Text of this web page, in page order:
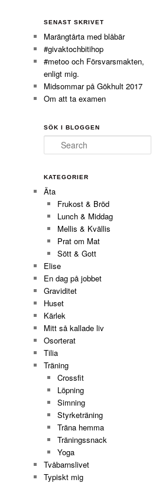
SENAST SKRIVET
Marängtårta med blåbär
#givaktochbitihop
#metoo och Försvarsmakten,
enligt mig.
Midsommar på Gökhult 2017
Om att ta examen
SÖK I BLOGGEN
Search
KATEGORIER
Äta
Frukost & Bröd
Lunch & Middag
Mellis & Kvällis
Prat om Mat
Sött & Gott
Elise
En dag på jobbet
Graviditet
Huset
Kärlek
Mitt så kallade liv
Osorterat
Tilia
Träning
Crossfit
Löpning
Simning
Styrketräning
Träna hemma
Träningssnack
Yoga
Tvåbarnslivet
Typiskt mig